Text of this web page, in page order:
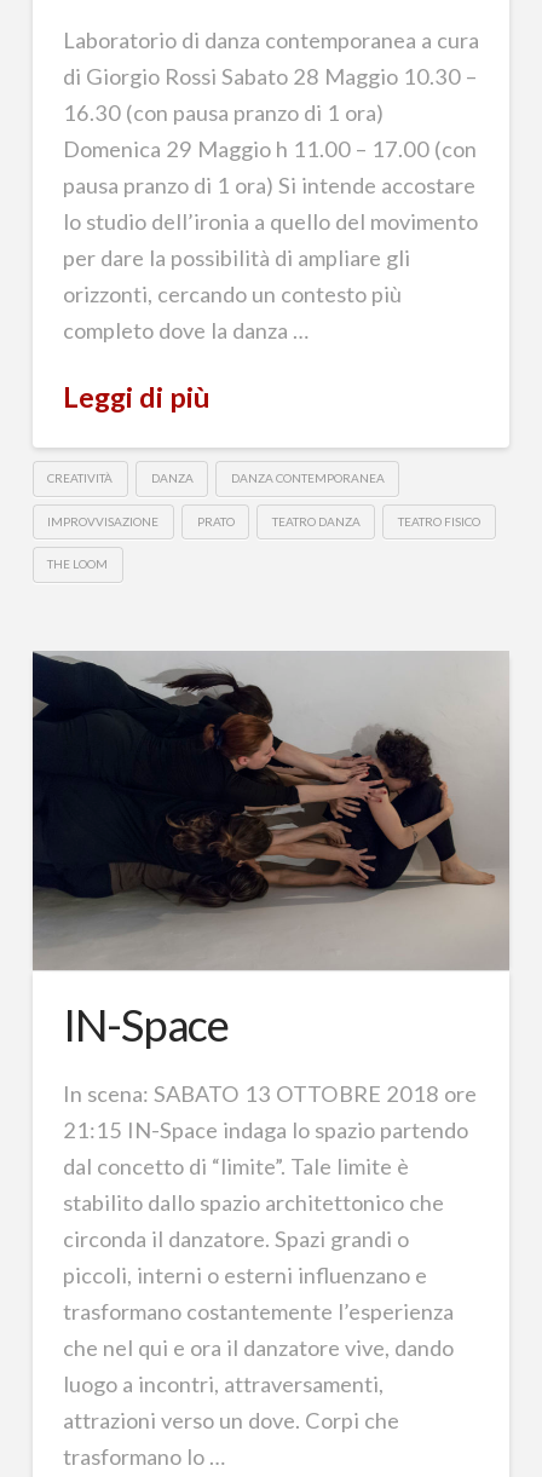
Laboratorio di danza contemporanea a cura
di Giorgio Rossi Sabato 28 Maggio 10.30 –
16.30 (con pausa pranzo di 1 ora)
Domenica 29 Maggio h 11.00 – 17.00 (con
pausa pranzo di 1 ora) Si intende accostare
lo studio dell’ironia a quello del movimento
per dare la possibilità di ampliare gli
orizzonti, cercando un contesto più
completo dove la danza …
Leggi di più
CREATIVITÀ DANZA DANZA CONTEMPORANEA
IMPROVVISAZIONE PRATO TEATRO DANZA TEATRO FISICO
THE LOOM
IN-Space
In scena: SABATO 13 OTTOBRE 2018 ore
21:15 IN-Space indaga lo spazio partendo
dal concetto di “limite”. Tale limite è
stabilito dallo spazio architettonico che
circonda il danzatore. Spazi grandi o
piccoli, interni o esterni influenzano e
trasformano costantemente l’esperienza
che nel qui e ora il danzatore vive, dando
luogo a incontri, attraversamenti,
attrazioni verso un dove. Corpi che
trasformano lo …